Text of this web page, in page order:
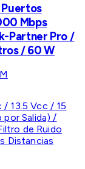
Mbps
Partner Pro /
/ 60 W